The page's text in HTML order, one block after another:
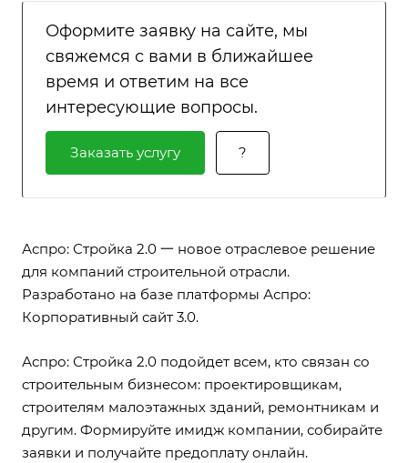
Оформите заявку на сайте, мы
свяжемся с вами в ближайшее
время и ответим на все
интересующие вопросы.
Заказать услугу ?
Аспро: Стройка 2.0 一 новое отраслевое решение
для компаний строительной отрасли.
Разработано на базе платформы Аспро:
Корпоративный сайт 3.0.
Аспро: Стройка 2.0 подойдет всем, кто связан со
строительным бизнесом: проектировщикам,
строителям малоэтажных зданий, ремонтникам и
другим. Формируйте имидж компании, собирайте
заявки и получайте предоплату онлайн.